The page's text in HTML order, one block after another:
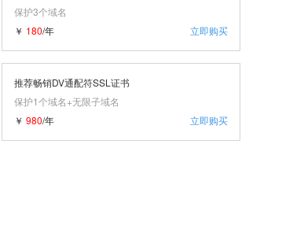
保护3个域名
立即购买
￥ 180/年
推荐畅销DV通配符SSL证书
保护1个域名+无限子域名
立即购买
￥ 980/年